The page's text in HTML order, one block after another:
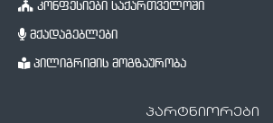
კონფესიები საქართველოში
მქადაგებლები
პილიგრიმის მოგზაურობა
პარტნიორები